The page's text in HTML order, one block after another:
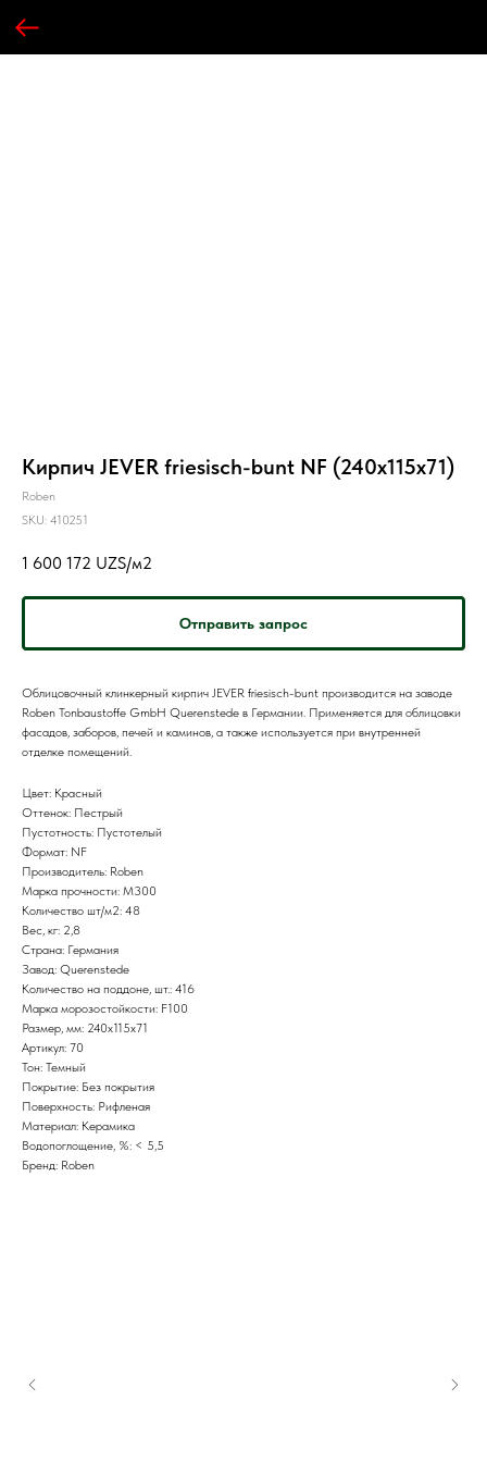
Кирпич JEVER friesisch-bunt NF (240х115х71)
Roben
SKU: 410251
1 600 172 UZS/м2
Отправить запрос
Облицовочный клинкерный кирпич JEVER friesisch-bunt производится на заводе
Roben Tonbaustoffe GmbH Querenstede в Германии. Применяется для облицовки
фасадов, заборов, печей и каминов, а также используется при внутренней
отделке помещений.
Цвет: Красный
Оттенок: Пестрый
Пустотность: Пустотелый
Формат: NF
Производитель: Roben
Марка прочности: M300
Количество шт/м2: 48
Вес, кг: 2,8
Страна: Германия
Завод: Querenstede
Количество на поддоне, шт.: 416
Марка морозостойкости: F100
Размер, мм: 240x115x71
Артикул: 70
Тон: Темный
Покрытие: Без покрытия
Поверхность: Рифленая
Материал: Керамика
Водопоглощение, %: < 5,5
Бренд: Roben